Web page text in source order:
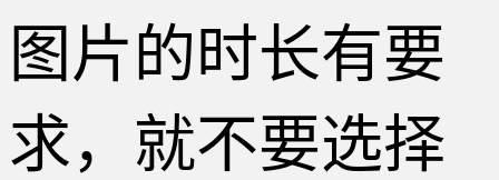
图片的时长有要
求，就不要选择